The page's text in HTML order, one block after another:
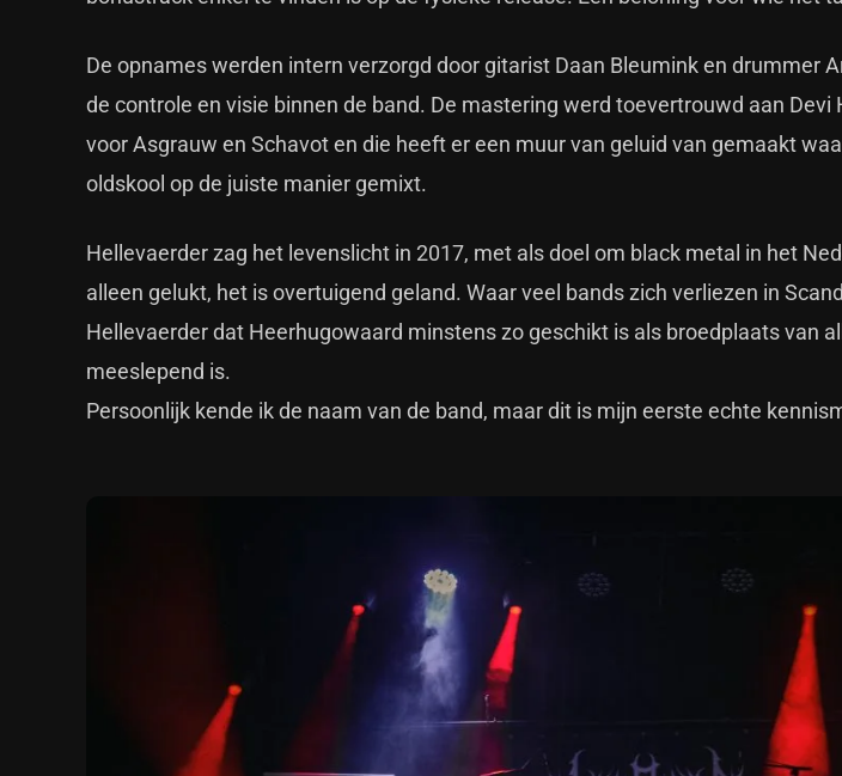
De opnames werden intern verzorgd door gitarist Daan Bleumink en drummer
de controle en visie binnen de band. De mastering werd toevertrouwd aan Devi
voor Asgrauw en Schavot en die heeft er een muur van geluid van gemaakt
oldskool op de juiste manier gemixt.
Hellevaerder zag het levenslicht in 2017, met als doel om black metal in het
alleen gelukt, het is overtuigend geland. Waar veel bands zich verliezen in
Hellevaerder dat Heerhugowaard minstens zo geschikt is als broedplaats van
meeslepend is.
Persoonlijk kende ik de naam van de band, maar dit is mijn eerste echte